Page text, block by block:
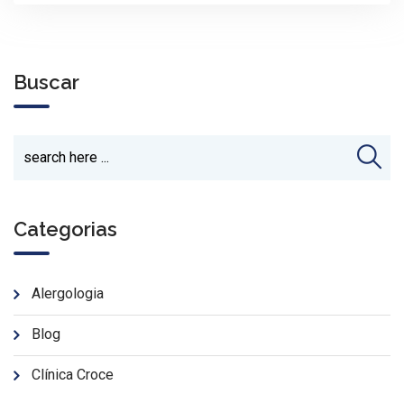
Buscar
Categorias
Alergologia
Blog
Clínica Croce